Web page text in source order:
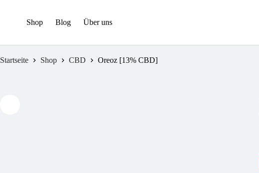
Shop Blog Über uns
Startseite Shop CBD Oreoz [13% CBD]